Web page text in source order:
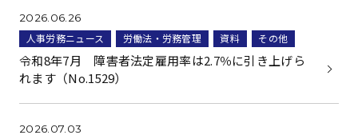
2026.06.26
人事労務ニュース 労働法・労務管理 資料 その他
令和8年7月 障害者法定雇用率は2.7％に引き上げら
れます（No.1529）
2026.07.03